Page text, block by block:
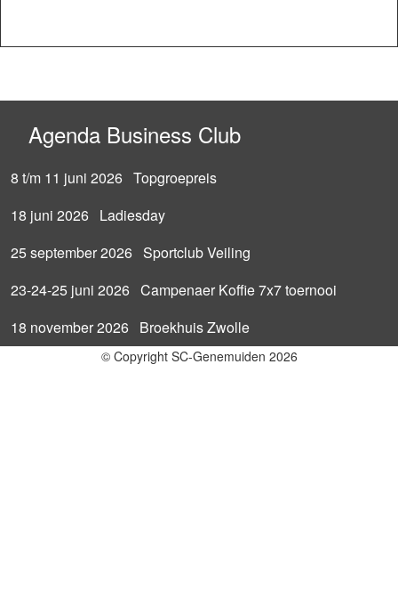
Agenda Business Club
8 t/m 11 juni 2026 Topgroepreis
18 juni 2026 Ladiesday
25 september 2026 Sportclub Veiling
23-24-25 juni 2026 Campenaer Koffie 7x7 toernooi
18 november 2026 Broekhuis Zwolle
© Copyright SC-Genemuiden 2026